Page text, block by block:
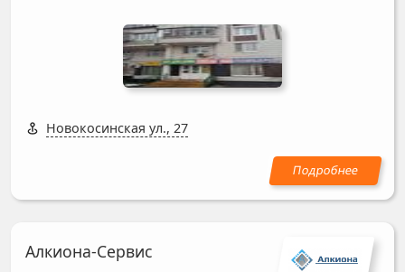
Новокосинская ул., 27
Алкиона-Сервис